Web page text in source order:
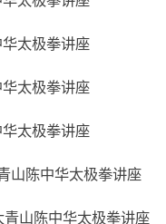
太极拳讲座
太极拳讲座
太极拳讲座
山陈中华太极拳讲座
山陈中华太极拳讲座